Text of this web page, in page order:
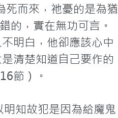
死而來，祂憂的是為猶
的，實在無功可言。
明白，他卻應該心中
清楚知道自己要作的
節）。
知故犯是因為給魔鬼